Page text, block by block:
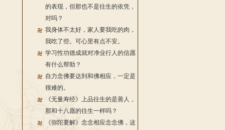
的表现，但那也不是往生的依凭，
对吗？
我身体不太好，家人要我吃的肉，
我吃了些。可心里有点不安。
学习性功德成就对净业行人的信愿
有什么帮助？
自力念佛要达到和佛相应，一定是
很难的。
《无量寿经》上品往生的是善人，
那和十八愿的往生一样吗？
《弥陀要解》念念相应念念佛，这